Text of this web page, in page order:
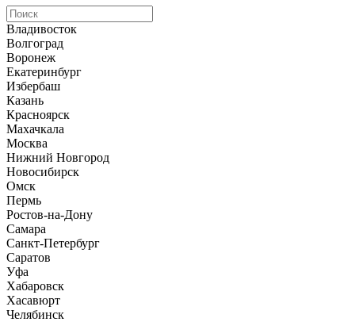
Владивосток
Волгоград
Воронеж
Екатеринбург
Избербаш
Казань
Красноярск
Махачкала
Москва
Нижний Новгород
Новосибирск
Омск
Пермь
Ростов-на-Дону
Самара
Санкт-Петербург
Саратов
Уфа
Хабаровск
Хасавюрт
Челябинск